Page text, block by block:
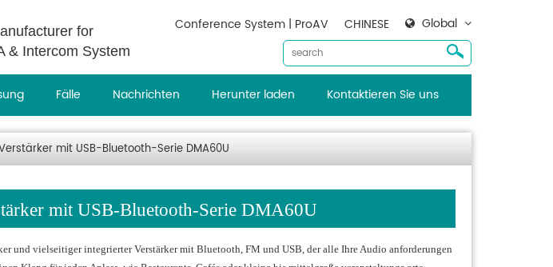
for
& Intercom System
Global
CHINESE
Conference System | ProAV
Fälle Nachrichten Herunter laden Kontaktieren Sie uns
mit USB-Bluetooth-Serie DMA60U
mit USB-Bluetooth-Serie DMA60U
und vielseitiger integrierter Verstärker mit Bluetooth, FM und USB, der alle Ihre Audio anforderungen